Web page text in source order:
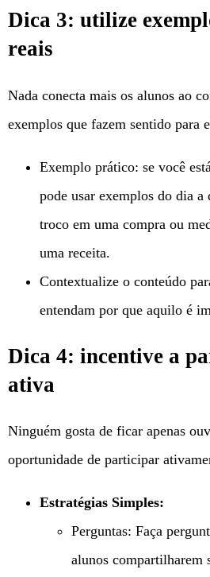
Dica 3: utilize
reais
Nada conecta mais os alunos ao
exemplos que fazem sentido para
Exemplo prático: se você
pode usar exemplos do dia
troco em uma compra ou
uma receita.
Contextualize o conteúdo
entendam por que aquilo é
Dica 4: incentive a
ativa
Ninguém gosta de ficar apenas
oportunidade de participar
Estratégias Simples:
Perguntas: Faça
alunos compartilharem